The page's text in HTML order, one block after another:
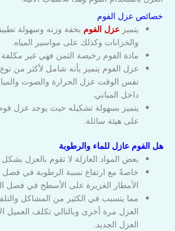
خصائص عزل الفوم
يتميز عزل الفوم بخفة وزنه وسهولة
والخزانات وكذلك على مواسير المياه.
مادة الفوم رخيصة الثمن فهي غير مكلفة
عزل الفوم يتميز بأنه شامل لأكثر من
نفس الوقت عزل الحرارة والصوت
داخل المباني.
يتميز بسهولة تشكيله حيث يوجد عزل
على هيئة سائلة.
هل الفوم عازل للماء والرطوبة
بعض المواد العازلة لا تقوم بالعزل
خاصةً مع ارتفاع نسبة الرطوبة في
الأمطار الغزيرة على الأسطح في فصل
مما يتسبب في الكثير من المشاكل
العزل مرة أخرى وبالتالي تكلف العميل
العزل الجديد.